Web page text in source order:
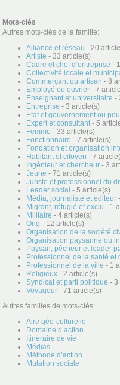
Mots-clés
Autres mots-clés de la famille:
Alliance et réseau - 20
Artiste - 33 article(s)
Cadre et chef d’entreprise -
Collectivité locale et
Commerçant ou artisan - 8
Employé ou ouvrier - 7
Enseignant et universitaire -
Entreprise - 3 article(s)
Etat et gouvernement ou
Expert et consultant- 5
Femme - 33 article(s)
Fonctionnaire - 7 article(s)
Fondation et organisation
Habitant et citoyen - 7
Ingénieur et chercheur - 3
Jeune - 71 article(s)
Juriste et professionnel du
Leader social - 5 article(s)
Média, journaliste et éditeur
Migrant, réfugié et exclu - 1
Militaire - 4 article(s)
Ong - 12 article(s)
Organisation de la société
Organisation paysanne ou
Paysan, pêcheur et leader
Professionnel de la santé et
Professionnel de la ville - 1
Religieux - 2 article(s)
Syndicat et parti politique - 3
Voyageur - 71 article(s)
Autres familles de mots-clés:
Aire géo-culturelle
Domaine d’action
Itinéraire de vie
Médias
Méthode d’action
Mutation sociale